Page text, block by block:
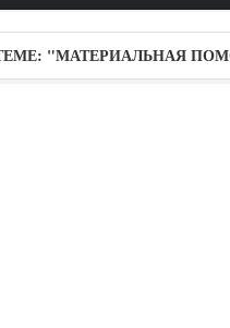
"МАТЕРИАЛЬНАЯ